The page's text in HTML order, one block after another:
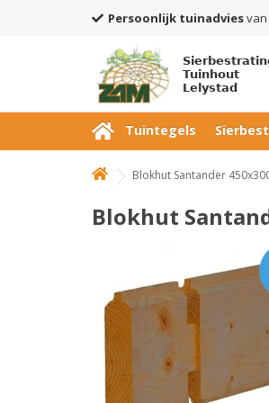
Persoonlijk tuinadviesvan
Tuinhout
Lelystad
Tuintegels
Blokhut Santander
Blokhut